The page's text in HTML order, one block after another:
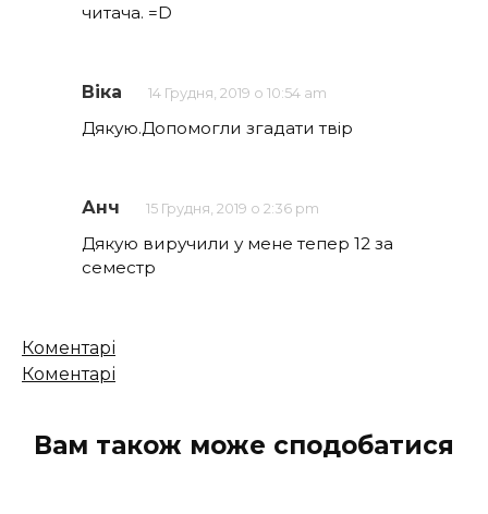
читача. =D
Віка 14 Грудня, 2019 о 10:54 am
Дякую.Допомогли згадати твір
Анч 15 Грудня, 2019 о 2:36 pm
Дякую виручили у мене тепер 12 за
семестр
Кількість
коментарів
Коментарі
Коментарі
Вам також може сподобатися